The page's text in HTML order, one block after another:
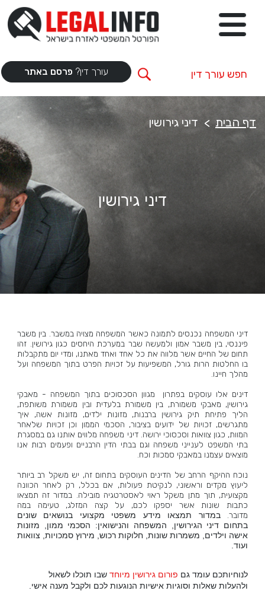
עורך דין? פרסם באתר
דף הבית דיני גירושין
דיני גירושין
דיני המשפחה נכנסים לתמונה כאשר המשפחה מצויה במשבר. בין משבר
פיננסי, בין משבר אמון ולמעשה שבר במערכת היחסים כגון גירושין. זהו
תחום של החיים אשר מלווה את כל אחד ואחד מאתנו, ומדי יום מתקבלות
בו החלטות הרות גורל, המשפיעות על זכויות הפרט בתוך המשפחה ועל
מהלך חיינו.
דינים אלו עוסקים בפתרון מגוון הסכסוכים בתוך המשפחה - מאבקי
גירושין, מאבקי משמורת, בין משמורת בלעדית ובין משמורת משותפת,
הליך פתיחת תיק גירושין ברבנות, מזונות ילדים, מזונות אשה, איך
מתגרשים, זכויות של ידועים בציבור, הסכמי הממון וכן זכויות שלאחר
המוות, כגון צוואות וסכסוכי ירושה. דיני משפחה מלווים אותנו גם במסגרת
בתי המשפט לענייני משפחה וגם בבתי הדין הרבניים ופעמים רבות אנו
מוצאים עצמנו במאבקי סמכות וכח.
נוכח ההיקף הרחב של הדינים העוסקים בתחום זה, יש משקל רב ביותר
ליעוץ מקדים וראשוני, לנקיטת פעולות, אם בכלל, רק לאחר הכוונה
מקצועית, תוך מתן משקל ראוי לאסטרטגיה מובילה. במדור זה תמצאו
כתבות שונות אשר יספקו לכם, על קצה המזלג, טעימה במה
מדובר.במדור תמצאו מידע משפטי מקצועי בנושאים שונים
בתחום דיני הגירושין, המשפחה והנישואין: הסכמי ממון, מזונות
אישה וילדים, משמרות שונות, חלוקות רכוש, מירוץ סמכויות, צוואות
ועוד.
לנוחיותכם עומד גם פורום גירושין מיוחד שבו תוכלו לשאול
ולהעלות שאלות וסוגיות אישיות הנוגעות לכם ולקבל מענה אישי.